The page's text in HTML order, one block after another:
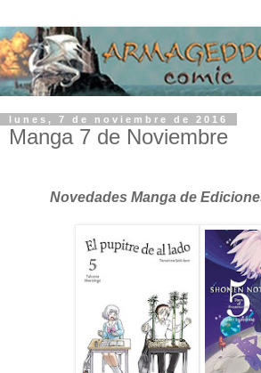
lunes, 7 de noviembre de 2016
Manga 7 de Noviembre
Novedades Manga de